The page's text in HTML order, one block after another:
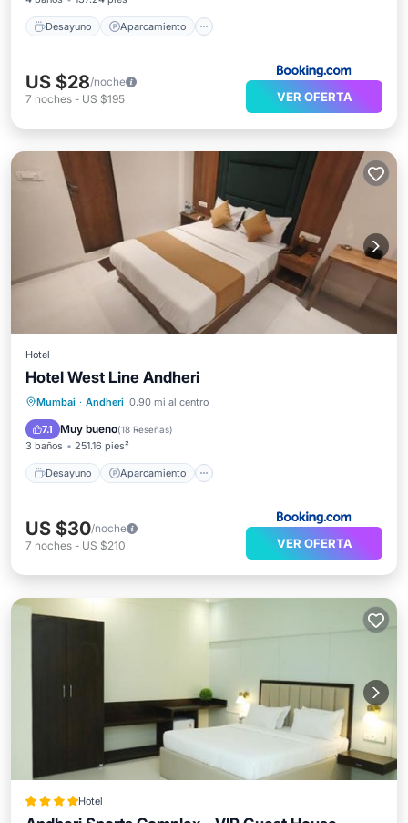
Desayuno Aparcamiento
US $28/noche
7 noches - US $195 VER OFERTA
Hotel
Hotel West Line Andheri
Mumbai · Andheri 0.90 mi al centro
7.1 Muy bueno(18 Reseñas)
3 baños 251.16 pies²
Desayuno Aparcamiento
Desayuno Aparcamiento
Aire acondicionado
US $30/noche
7 noches - US $210 VER OFERTA
Hotel